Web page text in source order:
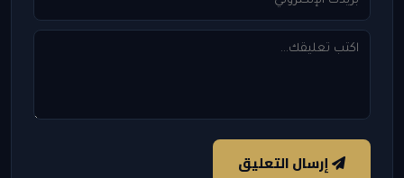
إرسال التعليق